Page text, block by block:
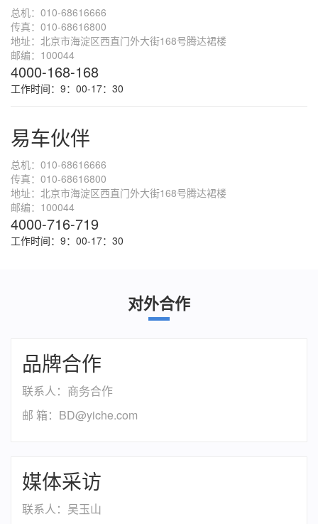
总机：010-68616666
传真：010-68616800
地址：北京市海淀区西直门外大街168号腾达裙楼
邮编：100044
4000-168-168
工作时间：9：00-17：30
易车伙伴
总机：010-68616666
传真：010-68616800
地址：北京市海淀区西直门外大街168号腾达裙楼
邮编：100044
4000-716-719
工作时间：9：00-17：30
对外合作
品牌合作
联系人：商务合作
邮 箱：BD@yiche.com
媒体采访
联系人：吴玉山